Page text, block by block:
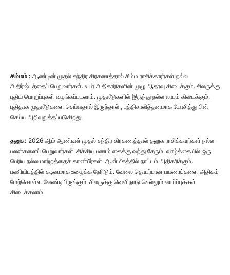
சிம்மம் : ஆண்டின் முதல் சந்திர கிரகணத்தால் சிம்ம ராசிக்காரர்கள் நல்ல
அதிர்ஷ்டத்தைப் பெறுவார்கள். உயர் அதிகாரிகளின் முழு ஆதரவு கிடைக்கும். சிலருக்கு
புதிய பொறுப்புகள் வழங்கப்படலாம். முதலீடுகளில் இருந்து நல்ல லாபம் கிடைக்கும்.
புதிதாக முதலீடுகளை செய்வதால் இருந்தால் , புத்திசாலித்தனமாக யோசித்து பின்
செய்ய அறிவுறுத்தப்படுகிறது.
தனுசு: 2026 ஆம் ஆண்டின் முதல் சந்திர கிரகணத்தால் தனுசு ராசிக்காரர்கள் நல்ல
பலன்களைப் பெறுவார்கள். சிக்கிய பணம் கைக்கு வந்து சேரும். வாழ்க்கையில் ஒரு
பெரிய நல்ல மாற்றத்தைக் காண்பீர்கள். ஆன்மீகத்தில் நாட்டம் அதிகரிக்கும்.
பணியிடத்தில் கடினமாக உழைக்க நேரிடும். வேலை தொடர்பான பயணங்களை அதிகம்
மேற்கொள்ள வேண்டியிருக்கும். சிலருக்கு வெளிநாடு செல்லும் வாய்ப்புக்கள்
கிடைக்கலாம்.